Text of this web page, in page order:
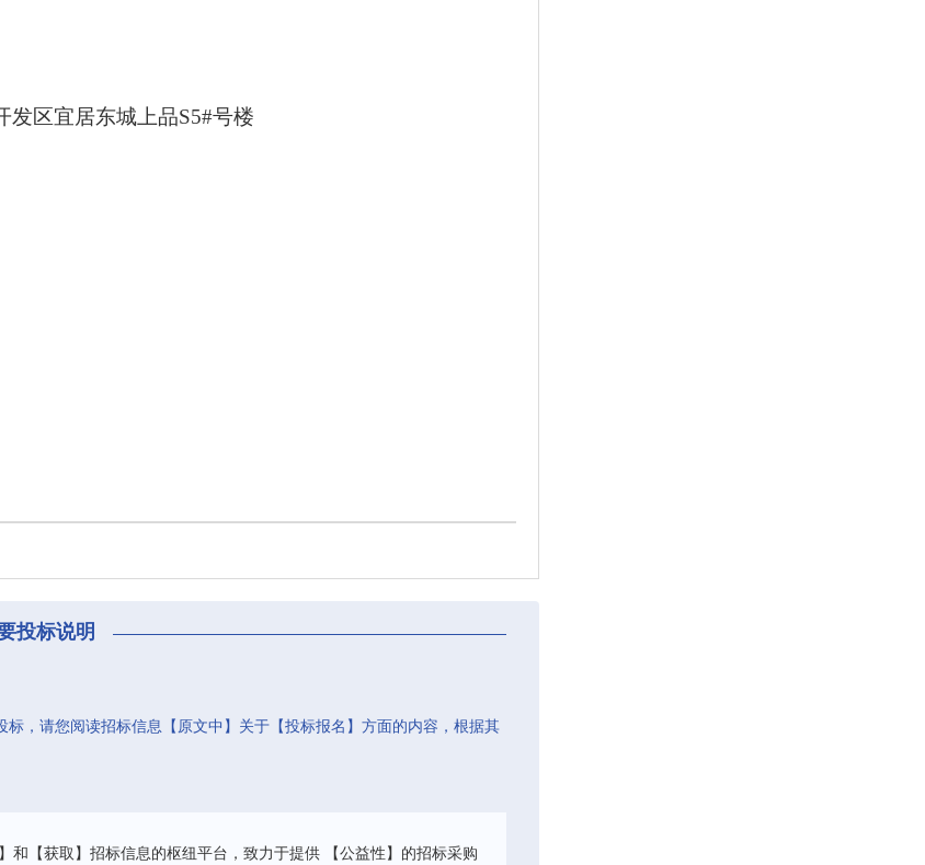
发区宜居东城上品S5#号楼
投标说明
，请您阅读招标信息【原文中】关于【投标报名】方面的内容，根据其
和【获取】招标信息的枢纽平台，致力于提供 【公益性】的招标采购